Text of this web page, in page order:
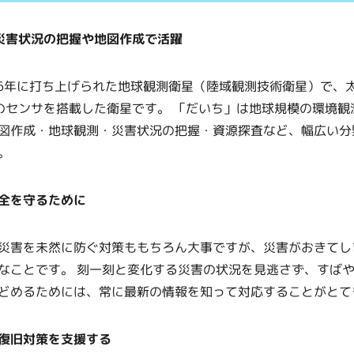
状況の把握や地図作成で活躍
に打ち上げられた地球観測衛星（陸域観測技術衛星）で、
ンサを搭載した衛星です。 「だいち」は地球規模の環境
作成・地球観測・災害状況の把握・資源探査など、幅広い
を守るために
害を未然に防ぐ対策ももちろん大事ですが、災害がおきて
ことです。 刻一刻と変化する災害の状況を見逃さず、すば
めるためには、常に最新の情報を知って対応することがと
旧対策を支援する